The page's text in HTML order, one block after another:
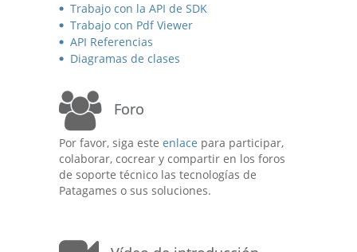
Trabajo con la API de SDK
Trabajo con Pdf Viewer
API Referencias
Diagramas de clases
Foro
Por favor, siga este enlace para participar,
colaborar, cocrear y compartir en los foros
de soporte técnico las tecnologías de
Patagames o sus soluciones.